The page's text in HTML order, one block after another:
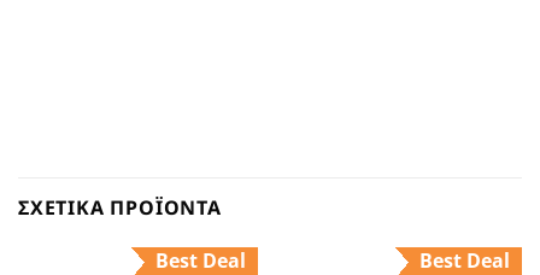
ΣΧΕΤΙΚΆ ΠΡΟΪΌΝΤΑ
Best Deal
Best Deal